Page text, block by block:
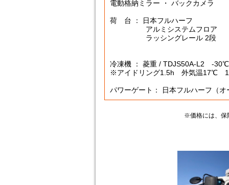
電動格納ミラー ・ バックカメラ
荷 台 ： 日本フルハーフ
アルミシステムフロア
ラッシングレール 2段
冷凍機 ： 菱重 / TDJS50A-L2 -
※アイドリング1.5h 外気温17℃
パワーゲート： 日本フルハーフ（オ
※価格には、保